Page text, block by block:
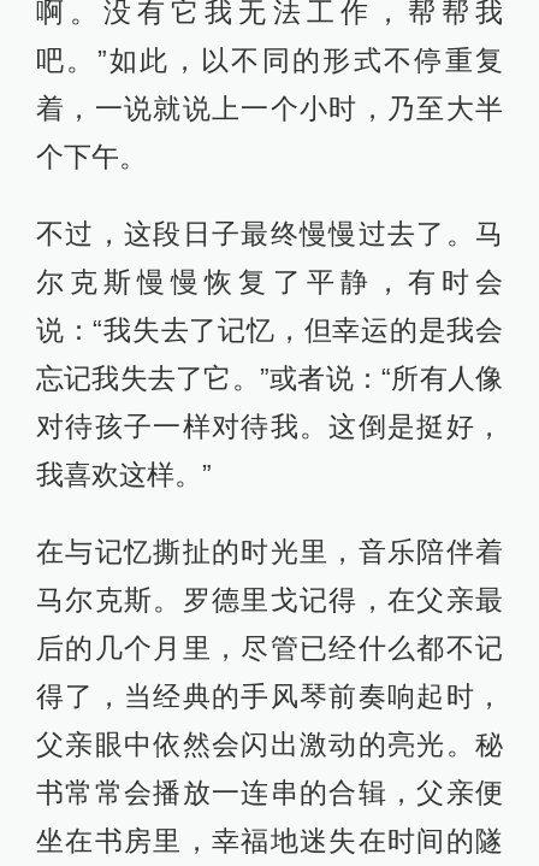
啊。没有它我无法工作，帮帮我
吧。”如此，以不同的形式不停重复
着，一说就说上一个小时，乃至大半
个下午。
不过，这段日子最终慢慢过去了。马
尔克斯慢慢恢复了平静，有时会
说：“我失去了记忆，但幸运的是我会
忘记我失去了它。”或者说：“所有人像
对待孩子一样对待我。这倒是挺好，
我喜欢这样。”
在与记忆撕扯的时光里，音乐陪伴着
马尔克斯。罗德里戈记得，在父亲最
后的几个月里，尽管已经什么都不记
得了，当经典的手风琴前奏响起时，
父亲眼中依然会闪出激动的亮光。秘
书常常会播放一连串的合辑，父亲便
坐在书房里，幸福地迷失在时间的隧